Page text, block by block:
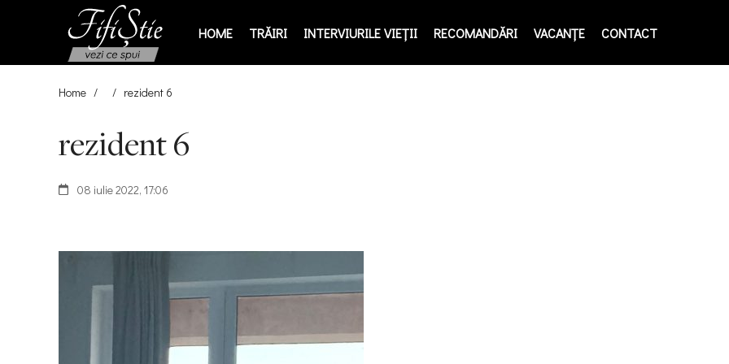
HOME TRĂIRI INTERVIURILE VIEŢII RECOMANDĂRI VACANȚE CONTACT
Home / / rezident 6
rezident 6
08 iulie 2022, 17:06